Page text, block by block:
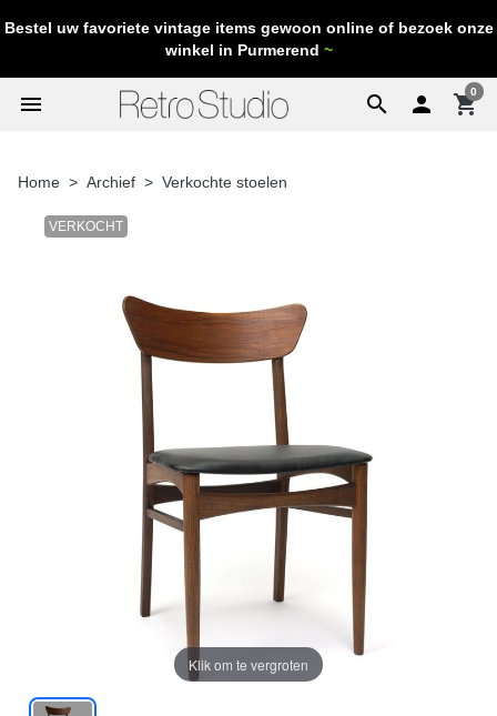
Bestel uw favoriete vintage items gewoon online of bezoek onze
winkel in Purmerend ~
search
menu  shopping_cart
0
Home Archief Verkochte stoelen
VERKOCHT
Klik om te vergroten